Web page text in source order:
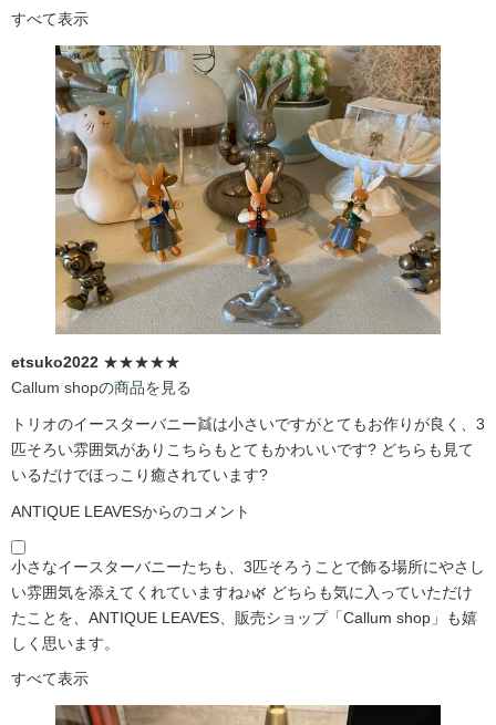
すべて表示
etsuko2022 ★★★★★
Callum shopの商品を見る
トリオのイースターバニー👯は小さいですがとてもお作りが良く、3
匹そろい雰囲気がありこちらもとてもかわいいです?️ どちらも見て
いるだけでほっこり癒されています?️
ANTIQUE LEAVESからのコメント
小さなイースターバニーたちも、3匹そろうことで飾る場所にやさし
い雰囲気を添えてくれていますね♪🌿 どちらも気に入っていただけ
たことを、ANTIQUE LEAVES、販売ショップ「Callum shop」も嬉
しく思います。
すべて表示